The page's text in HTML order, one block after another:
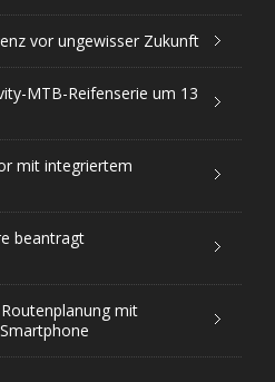
vor ungewisser Zukunft
MTB-Reifenserie um 13
mit integriertem
beantragt
mit